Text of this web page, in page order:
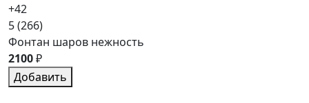
+42
5(266)
Фонтан шаров нежность
2100₽
Добавить